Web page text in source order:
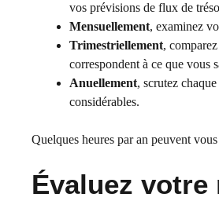
vos prévisions de flux de
Mensuellement, examinez
Trimestriellement,
correspondent à ce que vous
Anuellement, scrutez
considérables.
Quelques heures par an peuvent
Évaluez